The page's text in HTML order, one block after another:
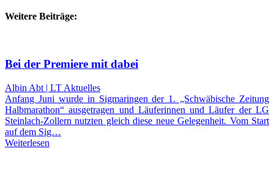
Weitere Beiträge:
Bei der Premiere mit dabei
Albin Abt | LT Aktuelles
Anfang Juni wurde in Sigmaringen der 1. „Schwäbische Zeitung
Halbmarathon“ ausgetragen und Läuferinnen und Läufer der LG
Steinlach-Zollern nutzten gleich diese neue Gelegenheit. Vom Start
auf dem Sig…
Weiterlesen